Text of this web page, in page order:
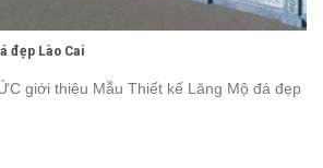
đẹp Lào Cai
giới thiệu Mẫu Thiết kế Lăng Mộ đá đẹp